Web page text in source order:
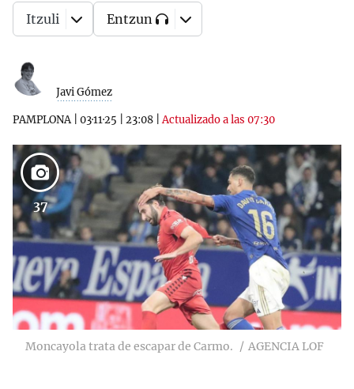
Javi Gómez
PAMPLONA| 03·11·25 23:08 |Actualizado a las 07:30
Itzuli Entzun
37
Moncayola trata de escapar de Carmo. AGENCIA LOF